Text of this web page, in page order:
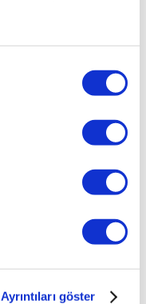
Ayrıntıları göster